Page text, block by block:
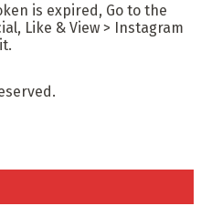
is expired, Go to the
Like & View > Instagram